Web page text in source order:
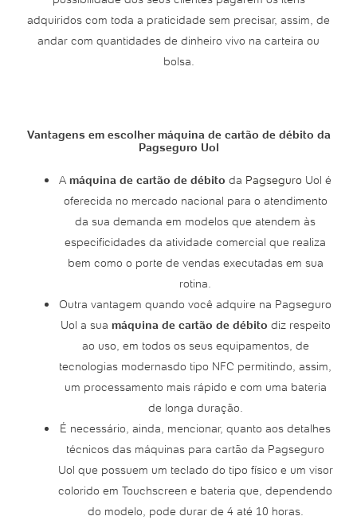
adquiridos com toda a praticidade sem precisar, assim, de
andar com quantidades de dinheiro vivo na carteira ou
bolsa.
Vantagens em escolher máquina de cartão de débito da
Pagseguro Uol
A máquina de cartão de débito da Pagseguro Uol é
oferecida no mercado nacional para o atendimento
da sua demanda em modelos que atendem às
especificidades da atividade comercial que realiza
bem como o porte de vendas executadas em sua
rotina.
Outra vantagem quando você adquire na Pagseguro
Uol a sua máquina de cartão de débito diz respeito
ao uso, em todos os seus equipamentos, de
tecnologias modernasdo tipo NFC permitindo, assim,
um processamento mais rápido e com uma bateria
de longa duração.
É necessário, ainda, mencionar, quanto aos detalhes
técnicos das máquinas para cartão da Pagseguro
Uol que possuem um teclado do tipo físico e um visor
colorido em Touchscreen e bateria que, dependendo
do modelo, pode durar de 4 até 10 horas.